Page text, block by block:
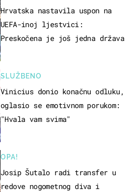
Hrvatska nastavila uspon na
UEFA-inoj ljestvici:
Preskočena je još jedna država
SLUŽBENO
Vinicius donio konačnu odluku,
oglasio se emotivnom porukom:
"Hvala vam svima"
OPA!
Josip Šutalo radi transfer u
redove nogometnog diva i